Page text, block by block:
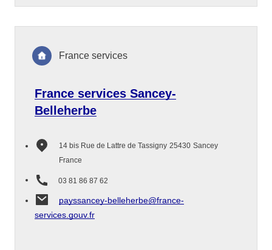
France services Sancey-
Belleherbe
14 bis Rue de Lattre de Tassigny 25430 Sancey
France
03 81 86 87 62
payssancey-belleherbe@france-
services.gouv.fr
France services